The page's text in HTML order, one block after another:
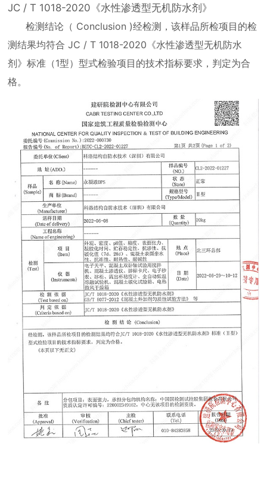
JC / T 1018-2020《水性渗透型无机防水剂》
检测结论（ Conclusion )经检测，该样品所检项目的检
测结果均符合 JC / T 1018-2020《水性渗透型无机防水
剂》标准（1型）型式检验项目的技术指标要求，判定为合
格。